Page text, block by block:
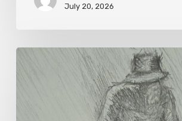
July 20, 2026
pleut.